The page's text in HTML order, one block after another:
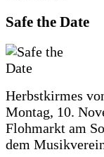
Safe the Date
Herbstkirmes
Montag, 10.
Flohmarkt am
dem